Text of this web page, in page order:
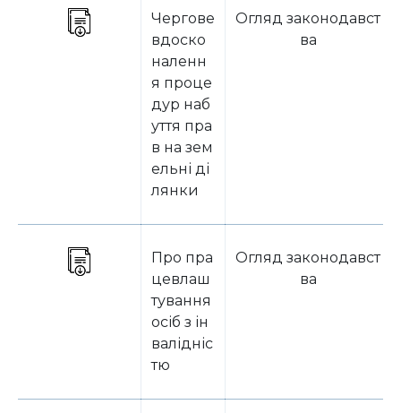
Чергове
вдоско
наленн
я проце
дур наб
уття пра
в на зем
ельні ді
лянки
Огляд законодавст
ва
Про пра
цевлаш
тування
осіб з ін
валідніс
тю
Огляд законодавст
ва